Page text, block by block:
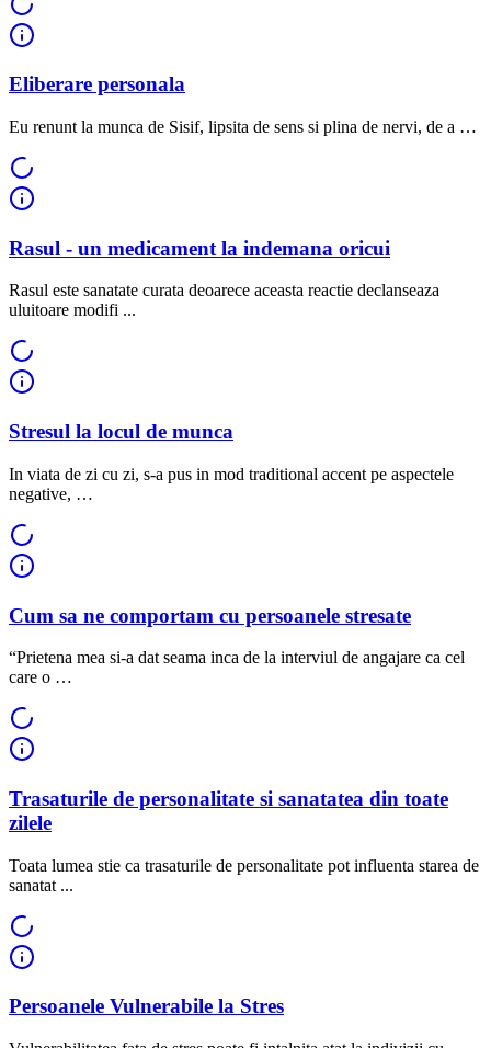
Eliberare personala
Eu renunt la munca de Sisif, lipsita de sens si plina de nervi, de a …
Rasul - un medicament la indemana oricui
Rasul este sanatate curata deoarece aceasta reactie declanseaza
uluitoare modifi ...
Stresul la locul de munca
In viata de zi cu zi, s-a pus in mod traditional accent pe aspectele
negative, …
Cum sa ne comportam cu persoanele stresate
“Prietena mea si-a dat seama inca de la interviul de angajare ca cel
care o …
Trasaturile de personalitate si sanatatea din toate
zilele
Toata lumea stie ca trasaturile de personalitate pot influenta starea de
sanatat ...
Persoanele Vulnerabile la Stres